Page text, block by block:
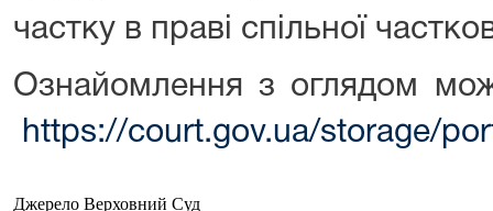
частку в праві спільної
Ознайомлення з оглядом
https://court.gov.ua/storage/
Джерело Верховний Суд